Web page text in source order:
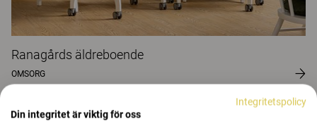
Ranagårds äldreboende
OMSORG
Integritetspolicy
Din integritet är viktig för oss